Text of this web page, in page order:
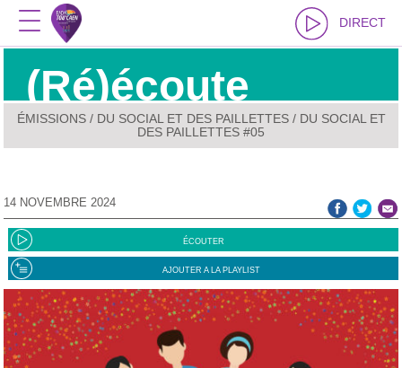
DIRECT
(Ré)écoute
ÉMISSIONS/ DU SOCIAL ET DES PAILLETTES/ DU SOCIAL ET
DES PAILLETTES #05
14 NOVEMBRE 2024
ÉCOUTER
AJOUTER A LA PLAYLIST